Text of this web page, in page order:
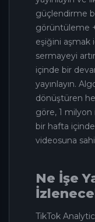
güçlendirme
görüntüleme
eşiğini aşmak
sermayeyi
içinde bir
yayınlayın.
dönüştüren
göre, 1 milyon
bir hafta
videosuna
Ne İşe
TikTok